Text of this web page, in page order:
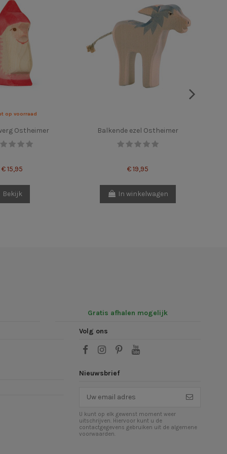
op voorraad
Ostheimer
€ 15,95
Bekijk
Balkende ezel Ostheimer
€ 19,95
In winkelwagen
Gratis afhalen mogelijk
Volg ons
Nieuwsbrief
U kunt op elk gewenst moment weer
uitschrijven. Hiervoor kunt u de
contactgegevens gebruiken uit de algemene
voorwaarden.